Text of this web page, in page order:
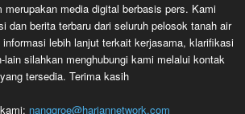
merupakan media digital berbasis pers. Kami
dan berita terbaru dari seluruh pelosok tanah air
lebih lanjut terkait kerjasama, klarifikasi
lain silahkan menghubungi kami melalui kontak
yang tersedia. Terima kasih
nanggroe@hariannetwork.com